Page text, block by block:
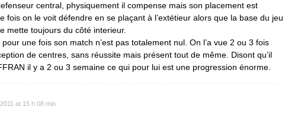
central, physiquement il compense mais son placement est
fois on le voit défendre en se plaçant à l’extétieur alors que la base du jeu
mette toujours du côté interieur.
une fois son match n’est pas totalement nul. On l’a vue 2 ou 3 fois
de centres, sans réussite mais présent tout de même. Disont qu’il
il y a 2 ou 3 semaine ce qui pour lui est une progression énorme.
at 15 h 08 min